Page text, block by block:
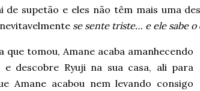
de supetão e eles não têm mais uma
se sente triste… e ele sabe o
que tomou, Amane acaba amanhecendo
descobre Ryuji na sua casa, ali para
Amane acabou nem levando consigo